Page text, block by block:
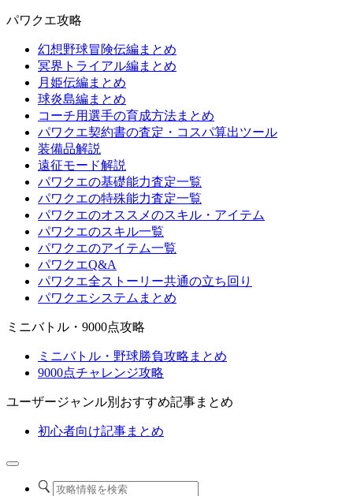
パワクエ攻略
幻想野球冒険伝編まとめ
冥界トライアル編まとめ
月姫伝編まとめ
球炎島編まとめ
コーチ用選手の育成方法まとめ
パワクエ契約書の査定・コスパ算出ツール
装備品解説
遠征モード解説
パワクエの基礎能力査定一覧
パワクエの特殊能力査定一覧
パワクエのオススメのスキル・アイテム
パワクエのスキル一覧
パワクエのアイテム一覧
パワクエQ&A
パワクエ全ストーリー共通の立ち回り
パワクエシステムまとめ
ミニバトル・9000点攻略
ミニバトル・野球勝負攻略まとめ
9000点チャレンジ攻略
ユーザージャンル別おすすめ記事まとめ
初心者向け記事まとめ